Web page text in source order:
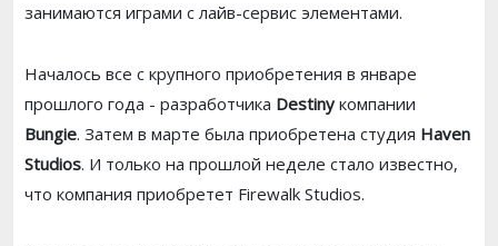
занимаются играми с лайв-сервис элементами.
Началось все с крупного приобретения в январе
прошлого года - разработчика Destiny компании
Bungie. Затем в марте была приобретена студия Haven
Studios. И только на прошлой неделе стало известно,
что компания приобретет Firewalk Studios.